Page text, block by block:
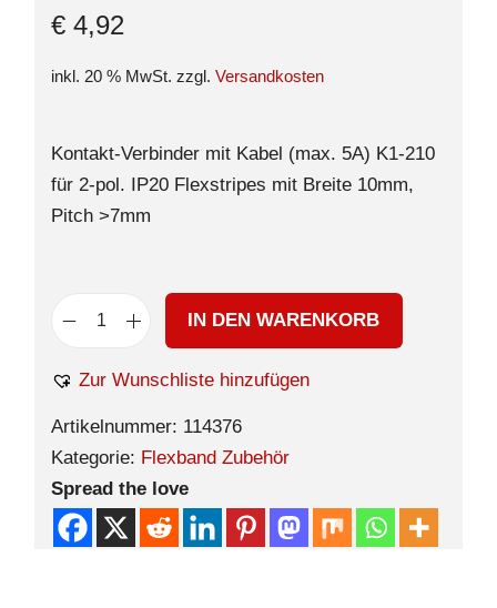
€ 4,92
inkl. 20 % MwSt. zzgl. Versandkosten
Kontakt-Verbinder mit Kabel (max. 5A) K1-210
für 2-pol. IP20 Flexstripes mit Breite 10mm,
Pitch >7mm
IN DEN WARENKORB
Zur Wunschliste hinzufügen
Artikelnummer: 114376
Kategorie: Flexband Zubehör
Spread the love